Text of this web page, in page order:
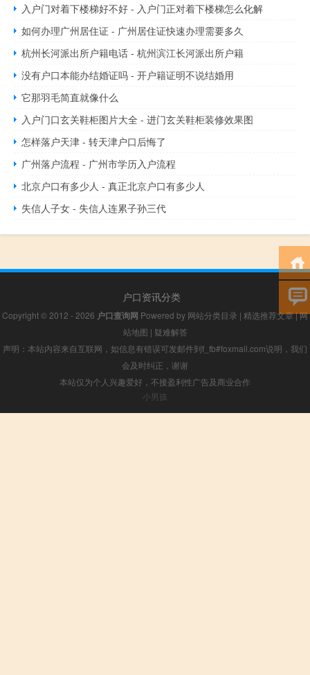
入户门对着下楼梯好不好 - 入户门正对着下楼梯怎么化解
如何办理广州居住证 - 广州居住证快速办理需要多久
杭州长河派出所户籍电话 - 杭州滨江长河派出所户籍
没有户口本能办结婚证吗 - 开户籍证明不说结婚用
它那羽毛简直就像什么
入户门口玄关鞋柜图片大全 - 进门玄关鞋柜装修效果图
怎样落户天津 - 转天津户口后悔了
广州落户流程 - 广州市学历入户流程
北京户口有多少人 - 真正北京户口有多少人
失信人子女 - 失信人连累子孙三代
户口资讯分类
Copyright © 2012 - 2026 户口查询网 Powered by 网站分类目录 | 精选推荐文章|网
站地图 | 疑难解答
声明：本站内容来自互联网，如信息有错误可发邮件到f_fb#foxmail.com说明，我们
会及时纠正，谢谢
本站仅为个人兴趣爱好，不接盈利性广告及商业合作
小男孩